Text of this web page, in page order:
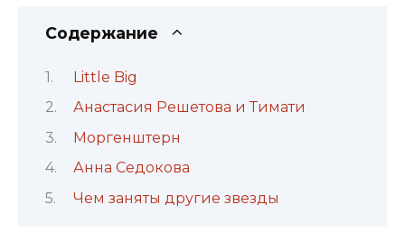
Содержание
Little Big
Анастасия Решетова и Тимати
Моргенштерн
Анна Седокова
Чем заняты другие звезды